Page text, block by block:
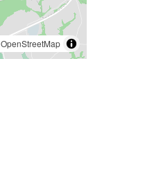
OpenStreetMap